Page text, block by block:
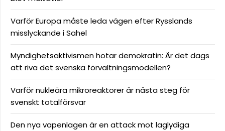
Varför Europa måste leda vägen efter Rysslands
misslyckande i Sahel
Myndighetsaktivismen hotar demokratin: Är det dags
att riva det svenska förvaltningsmodellen?
Varför nukleära mikroreaktorer är nästa steg för
svenskt totalförsvar
Den nya vapenlagen är en attack mot laglydiga